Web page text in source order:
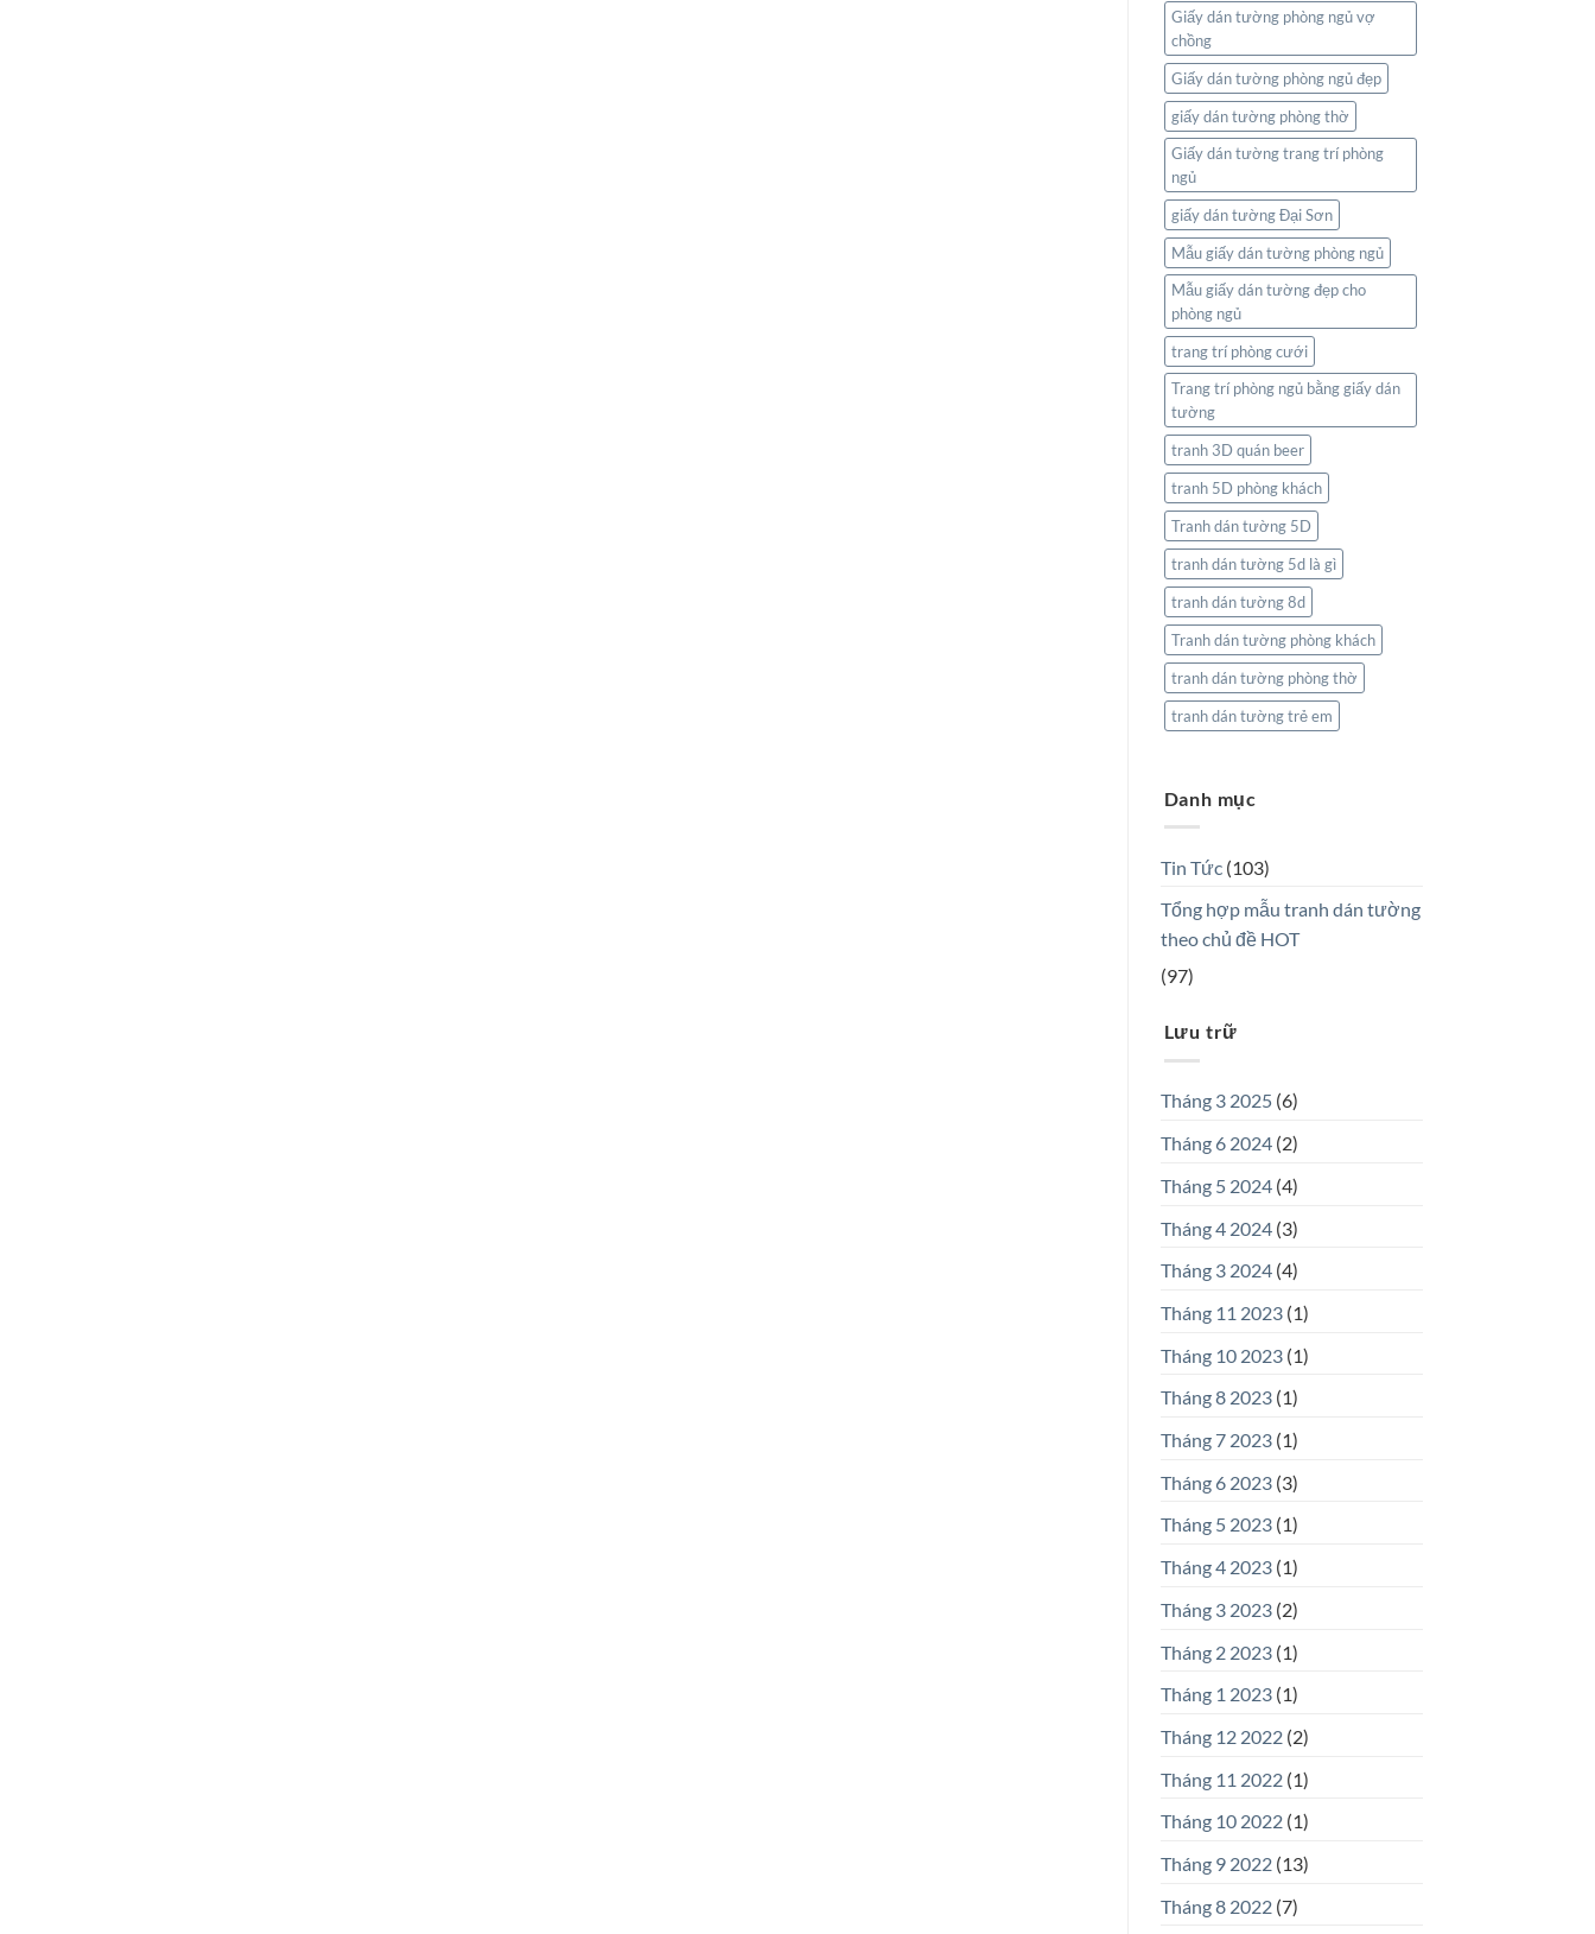
Giấy dán tường phòng ngủ vợ
chồng
Giấy dán tường phòng ngủ đẹp
giấy dán tường phòng thờ
Giấy dán tường trang trí phòng
ngủ
giấy dán tường Đại Sơn
Mẫu giấy dán tường phòng ngủ
Mẫu giấy dán tường đẹp cho
phòng ngủ
trang trí phòng cưới
Trang trí phòng ngủ bằng giấy dán
tường
tranh 3D quán beer
tranh 5D phòng khách
Tranh dán tường 5D
tranh dán tường 5d là gì
tranh dán tường 8d
Tranh dán tường phòng khách
tranh dán tường phòng thờ
tranh dán tường trẻ em
Danh mục
Tin Tức (103)
Tổng hợp mẫu tranh dán tường
theo chủ đề HOT
(97)
Lưu trữ
Tháng 3 2025 (6)
Tháng 6 2024 (2)
Tháng 5 2024 (4)
Tháng 4 2024 (3)
Tháng 3 2024 (4)
Tháng 11 2023 (1)
Tháng 10 2023 (1)
Tháng 8 2023 (1)
Tháng 7 2023 (1)
Tháng 6 2023 (3)
Tháng 5 2023 (1)
Tháng 4 2023 (1)
Tháng 3 2023 (2)
Tháng 2 2023 (1)
Tháng 1 2023 (1)
Tháng 12 2022 (2)
Tháng 11 2022 (1)
Tháng 10 2022 (1)
Tháng 9 2022 (13)
Tháng 8 2022 (7)